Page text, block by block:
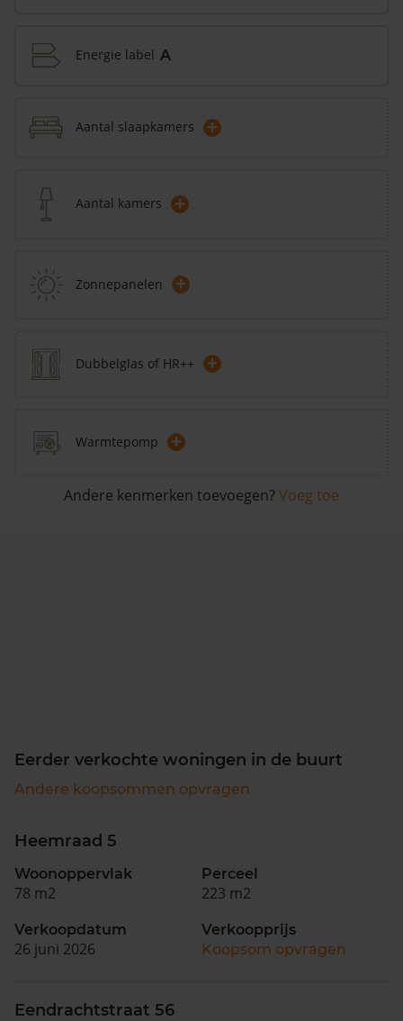
Energie label A
Aantal slaapkamers +
Aantal kamers +
Zonnepanelen +
Dubbelglas of HR++ +
Warmtepomp +
Andere kenmerken toevoegen? Voeg toe
Eerder verkochte woningen in de buurt
Andere koopsommen opvragen
Heemraad 5
Woonoppervlak
78 m2
Perceel
223 m2
Verkoopdatum
26 juni 2026
Verkoopprijs
Koopsom opvragen
Eendrachtstraat 56